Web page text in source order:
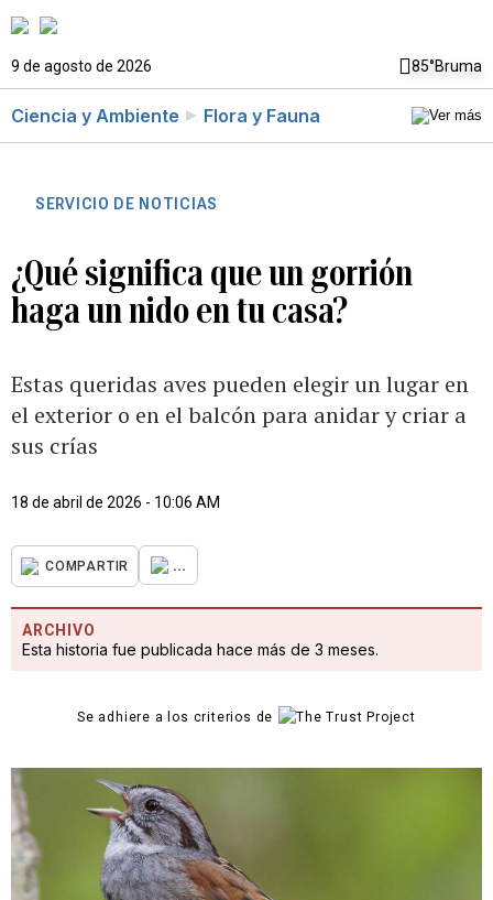
9 de agosto de 2026 85°Bruma
Ciencia y Ambiente Flora y Fauna
SERVICIO DE NOTICIAS
¿Qué significa que un gorrión
haga un nido en tu casa?
Estas queridas aves pueden elegir un lugar en
el exterior o en el balcón para anidar y criar a
sus crías
18 de abril de 2026 - 10:06 AM
COMPARTIR ...
ARCHIVO
Esta historia fue publicada hace más de 3 meses.
Se adhiere a los criterios de